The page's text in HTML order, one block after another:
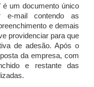
é um documento único
e-mail contendo as
e demais
providenciar para que
de adesão. Após o
da empresa, com
e restante das